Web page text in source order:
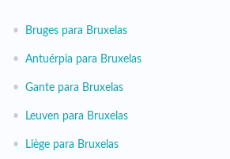
• Bruges para Bruxelas
• Antuérpia para Bruxelas
• Gante para Bruxelas
• Leuven para Bruxelas
• Liège para Bruxelas